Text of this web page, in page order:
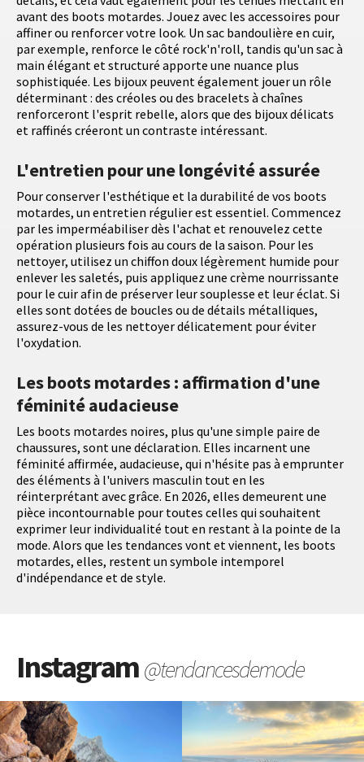
avant des boots motardes. Jouez avec les accessoires pour
affiner ou renforcer votre look. Un sac bandoulière en cuir,
par exemple, renforce le côté rock'n'roll, tandis qu'un sac à
main élégant et structuré apporte une nuance plus
sophistiquée. Les bijoux peuvent également jouer un rôle
déterminant : des créoles ou des bracelets à chaînes
renforceront l'esprit rebelle, alors que des bijoux délicats
et raffinés créeront un contraste intéressant.
L'entretien pour une longévité assurée
Pour conserver l'esthétique et la durabilité de vos boots
motardes, un entretien régulier est essentiel. Commencez
par les imperméabiliser dès l'achat et renouvelez cette
opération plusieurs fois au cours de la saison. Pour les
nettoyer, utilisez un chiffon doux légèrement humide pour
enlever les saletés, puis appliquez une crème nourrissante
pour le cuir afin de préserver leur souplesse et leur éclat. Si
elles sont dotées de boucles ou de détails métalliques,
assurez-vous de les nettoyer délicatement pour éviter
l'oxydation.
Les boots motardes : affirmation d'une
féminité audacieuse
Les boots motardes noires, plus qu'une simple paire de
chaussures, sont une déclaration. Elles incarnent une
féminité affirmée, audacieuse, qui n'hésite pas à emprunter
des éléments à l'univers masculin tout en les
réinterprétant avec grâce. En 2026, elles demeurent une
pièce incontournable pour toutes celles qui souhaitent
exprimer leur individualité tout en restant à la pointe de la
mode. Alors que les tendances vont et viennent, les boots
motardes, elles, restent un symbole intemporel
d'indépendance et de style.
Instagram@tendancesdemode